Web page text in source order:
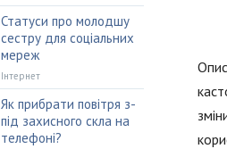
Статуси про молодшу
сестру для соціальних
мереж
Інтернет
Як прибрати повітря з-
під захисного скла на
телефоні?